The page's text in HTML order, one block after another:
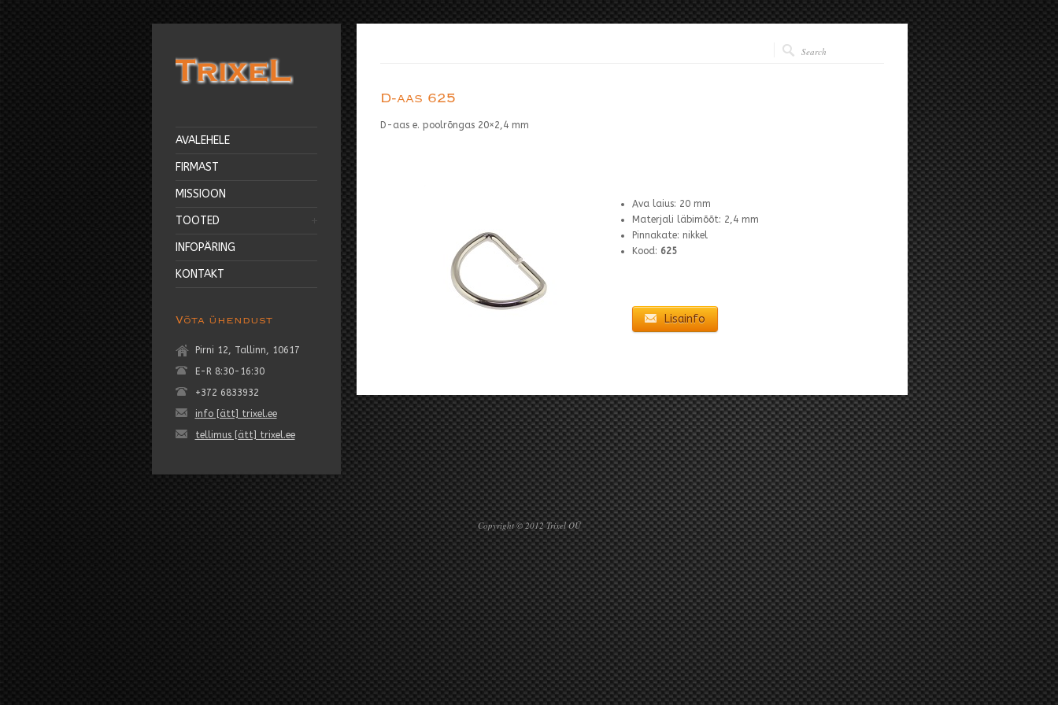
D-aas 625
D-aas e. poolrõngas 20×2,4 mm
Ava laius: 20 mm
Materjali läbimõõt: 2,4 mm
Pinnakate: nikkel
Kood: 625
Lisainfo
AVALEHELE
FIRMAST
MISSIOON
TOOTED
INFOPÄRING
KONTAKT
Võta ühendust
Pirni 12, Tallinn, 10617
E-R 8:30-16:30
+372 6833932
info [ätt] trixel.ee
tellimus [ätt] trixel.ee
Copyright © 2012 Trixel OÜ